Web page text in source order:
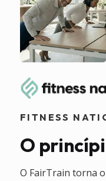
FITNESS
O
O FairTrain torna